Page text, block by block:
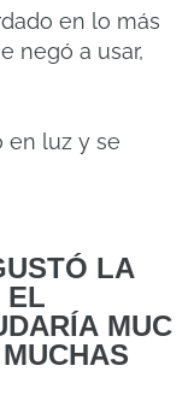
en lo más
negó a usar,
en luz y se
LA
EL
MUC